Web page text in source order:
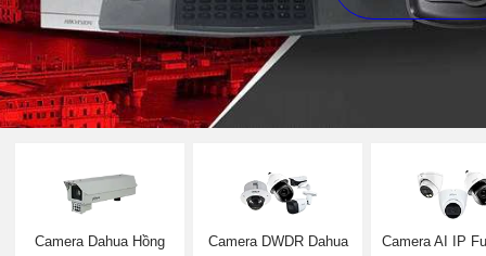
Camera Dahua Hồng
Camera DWDR Dahua
Camera AI IP